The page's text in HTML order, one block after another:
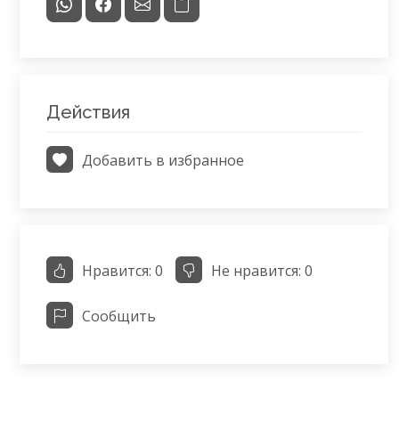
Действия
Добавить в избранное
Нравится: 0 Не нравится: 0
Сообщить